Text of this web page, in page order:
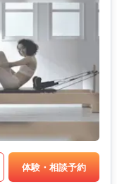
体験・相談予約